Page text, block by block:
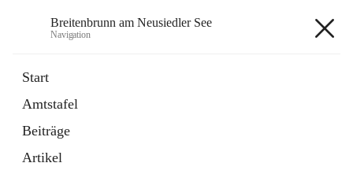
Breitenbrunn am Neusiedler See
Navigation
Start
Amtstafel
Beiträge
Artikel
18 Schnellzugriffe
Gemeindeservice